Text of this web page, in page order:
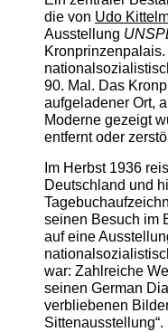
die von Udo
Ausstellung
90. Mal. Das
aufgeladener Ort,
Moderne gezeigt
entfernt oder
Im Herbst 1936
Deutschland und
seinen Besuch im
auf eine
war: Zahlreiche
seinen German
verbliebenen
Sittenausstellung“.